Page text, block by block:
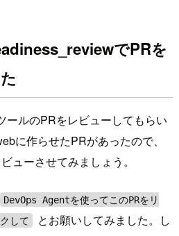
でPRを
ールのPRをレビューしてもらい
に作らせたPRがあったので、
ューさせてみましょう。
DevOps Agentを使ってこのPRをリ
して
とお願いしてみました。し